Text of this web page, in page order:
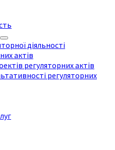
діяльності
актів
регуляторних актів
регуляторних